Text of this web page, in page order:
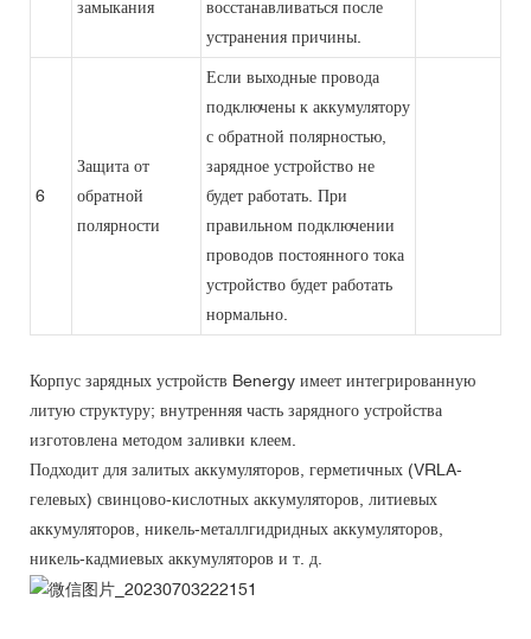
замыкания
восстанавливаться после
устранения причины.
6
Защита от
обратной
полярности
Если выходные провода
подключены к аккумулятору
с обратной полярностью,
зарядное устройство не
будет работать. При
правильном подключении
проводов постоянного тока
устройство будет работать
нормально.
Корпус зарядных устройств Benergy имеет интегрированную
литую структуру; внутренняя часть зарядного устройства
изготовлена ​​методом заливки клеем.
Подходит для залитых аккумуляторов, герметичных (VRLA-
гелевых) свинцово-кислотных аккумуляторов, литиевых
аккумуляторов, никель-металлгидридных аккумуляторов,
никель-кадмиевых аккумуляторов и т. д.